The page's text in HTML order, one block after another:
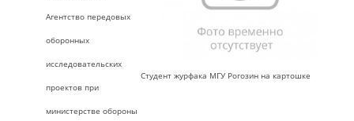
Студент журфака МГУ Рогозин на картошке
Агентство передовых
оборонных
исследовательских
проектов при
министерстве обороны